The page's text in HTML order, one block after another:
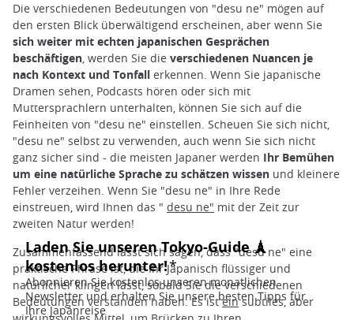
Die verschiedenen Bedeutungen von "desu ne" mögen auf
den ersten Blick überwältigend erscheinen, aber wenn Sie
sich weiter mit echten japanischen Gesprächen
beschäftigen, werden Sie die verschiedenen Nuancen je
nach Kontext und Tonfall erkennen. Wenn Sie japanische
Dramen sehen, Podcasts hören oder sich mit
Muttersprachlern unterhalten, können Sie sich auf die
Feinheiten von "desu ne" einstellen. Scheuen Sie sich nicht,
"desu ne" selbst zu verwenden, auch wenn Sie sich nicht
ganz sicher sind - die meisten Japaner werden Ihr Bemühen
um eine natürliche Sprache zu schätzen wissen und kleinere
Fehler verzeihen. Wenn Sie "desu ne" in Ihre Rede
einstreuen, wird Ihnen das " desu ne" mit der Zeit zur
zweiten Natur werden!
Zusammenfassend lässt sich sagen, dass "desu ne" eine
praktische Phrase ist, die Ihr Japanisch flüssiger und
natürlicher klingen lässt, sobald Sie die verschiedenen
Bedeutungen verstanden haben. Es isteinsubtiles, aber